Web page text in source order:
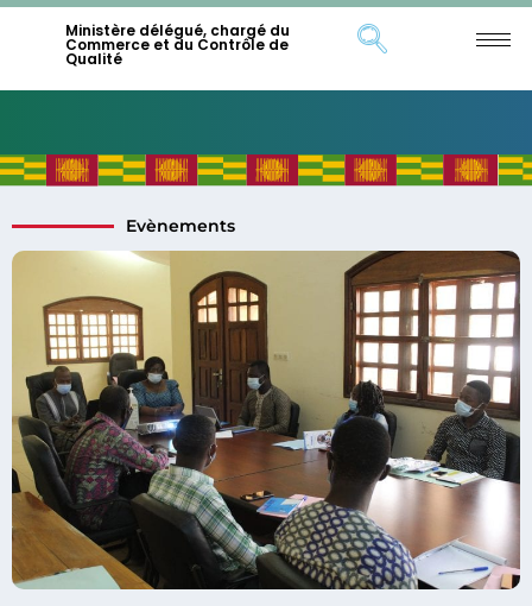
Ministère délégué, chargé du
Commerce et du Contrôle de
Qualité
Evènements